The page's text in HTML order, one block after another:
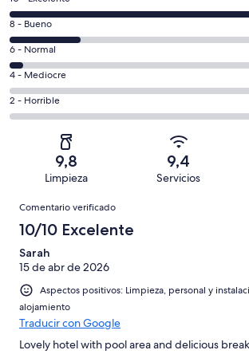
comentarios
de
un
total
de
77
con
puntuación
16
comentarios
de
un
total
de
puntuación
8 - Bueno
3
comentarios
de
un
total
puntuación
Normal
6 - Normal
0
comentarios
de
una
puntuación
Mediocre
4 - Mediocre
0
comentarios
77
una
puntuación
de
Horrible
2 - Horrible
9,8
Limpieza
9,4
Servicios
Comentarios
Comentario verificado
10/10 Excelente
Sarah
15 de abr de 2026
Aspectos positivos: Limpieza, personal y
alojamiento
Traducir con Google
Lovely hotel with pool area and delicious